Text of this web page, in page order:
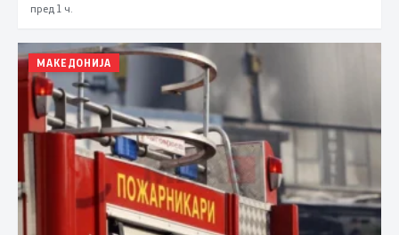
пред 1 ч.
МАКЕДОНИЈА